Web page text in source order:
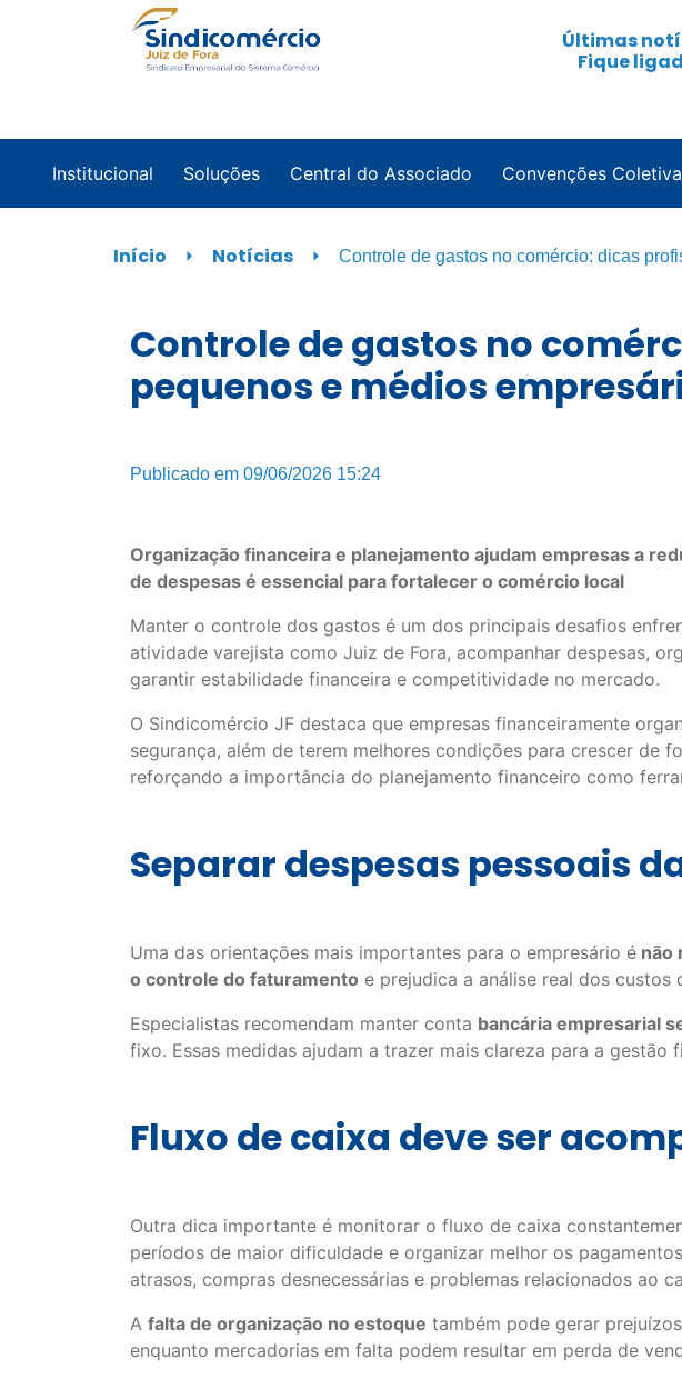
Últimas
Fique
Institucional Soluções Central do Associado Convenções
Início ⏵ Notícias ⏵ Controle de gastos no comércio: dicas
Controle de gastos no
pequenos e médios
Publicado em 09/06/2026 15:24
Organização financeira e planejamento ajudam empresas a
de despesas é essencial para fortalecer o comércio local
Manter o controle dos gastos é um dos principais desafios
atividade varejista como Juiz de Fora, acompanhar despesas,
garantir estabilidade financeira e competitividade no mercado.
O Sindicomércio JF destaca que empresas financeiramente
segurança, além de terem melhores condições para crescer de
reforçando a importância do planejamento financeiro como
Separar despesas pessoais
Uma das orientações mais importantes para o empresário é não
o controle do faturamento e prejudica a análise real dos custos
Especialistas recomendam manter conta bancária empresarial
fixo. Essas medidas ajudam a trazer mais clareza para a
Fluxo de caixa deve ser
Outra dica importante é monitorar o fluxo de caixa
períodos de maior dificuldade e organizar melhor os
atrasos, compras desnecessárias e problemas relacionados ao
A falta de organização no estoque também pode gerar
enquanto mercadorias em falta podem resultar em perda de